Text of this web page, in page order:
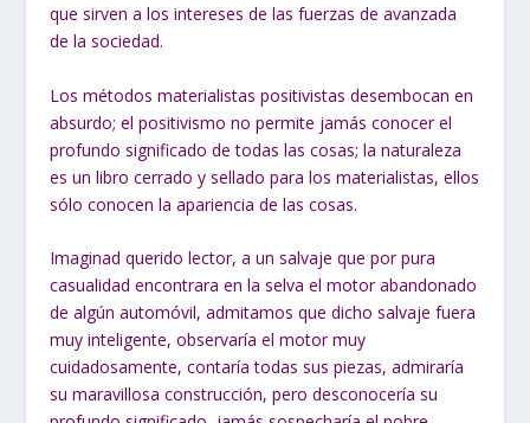
que sirven a los intereses de las fuerzas de avanzada
de la sociedad.
Los métodos materialistas positivistas desembocan en
absurdo; el positivismo no permite jamás conocer el
profundo significado de todas las cosas; la naturaleza
es un libro cerrado y sellado para los materialistas, ellos
sólo conocen la apariencia de las cosas.
Imaginad querido lector, a un salvaje que por pura
casualidad encontrara en la selva el motor abandonado
de algún automóvil, admitamos que dicho salvaje fuera
muy inteligente, observaría el motor muy
cuidadosamente, contaría todas sus piezas, admiraría
su maravillosa construcción, pero desconocería su